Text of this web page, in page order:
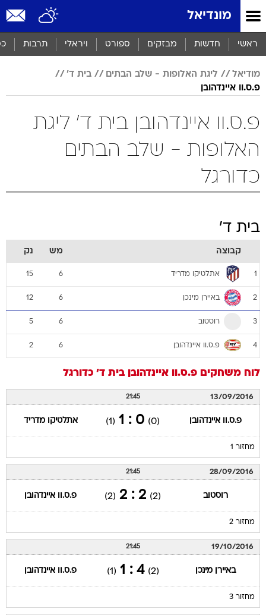
מונדיאל
ראשי חדשות מבזקים ספורט ויראלי תרבות
מודיאל ליגת האלופות - שלב הבתים
בית ד'
פ.ס.וו איינדהובן
פ.ס.וו איינדהובן בית ד' ליגת
האלופות - שלב הבתים
כדורגל
בית ד'
קבוצה מש נק
1 אתלטיקו מדריד 6
15
2 באיירן מינכן 6
12
3 רוסטוב 6
5
4 פ.ס.וו איינדהובן 6
2
לוח משחקים פ.ס.וו איינדהובן בית ד' כדורגל
13/09/2016
21:45
פ.ס.וו איינדהובן (0)
0 : 1
(1) אתלטיקו מדריד
מחזור 1
28/09/2016
21:45
רוסטוב (2)
2 : 2
(2) פ.ס.וו איינדהובן
מחזור 2
19/10/2016
21:45
באיירן מינכן (2)
4 : 1
(1) פ.ס.וו איינדהובן
מחזור 3